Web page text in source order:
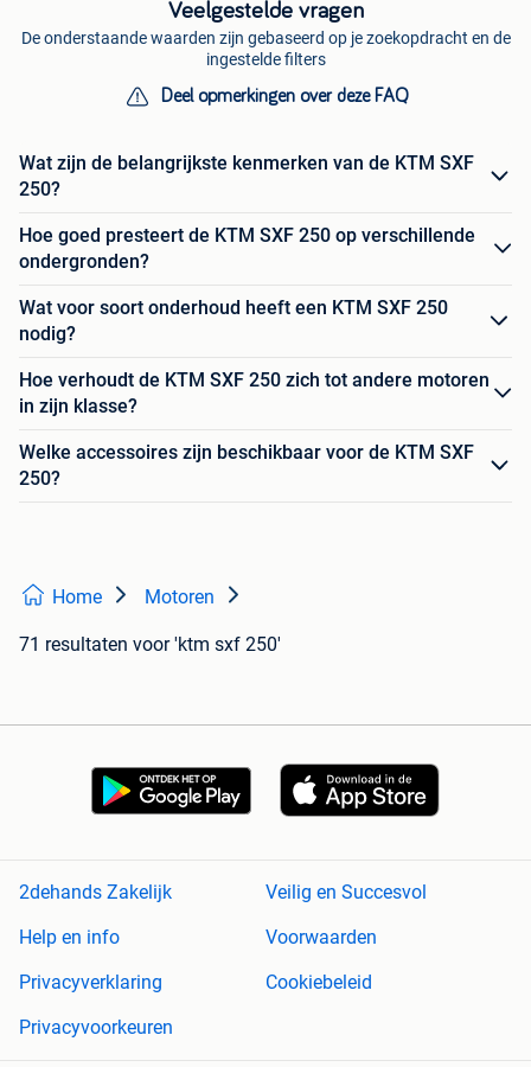
Veelgestelde vragen
De onderstaande waarden zijn gebaseerd op je zoekopdracht en de
ingestelde filters
Deel opmerkingen over deze FAQ
Wat zijn de belangrijkste kenmerken van de KTM SXF
250?
Hoe goed presteert de KTM SXF 250 op verschillende
ondergronden?
Wat voor soort onderhoud heeft een KTM SXF 250
nodig?
Hoe verhoudt de KTM SXF 250 zich tot andere motoren
in zijn klasse?
Welke accessoires zijn beschikbaar voor de KTM SXF
250?
Home Motoren
71 resultaten voor 'ktm sxf 250'
2dehands Zakelijk
Veilig en Succesvol
Help en info
Voorwaarden
Privacyverklaring
Cookiebeleid
Privacyvoorkeuren